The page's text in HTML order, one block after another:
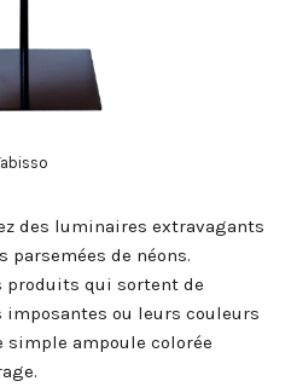
des luminaires extravagants
de néons.
produits qui sortent de
ou leurs couleurs
simple ampoule colorée